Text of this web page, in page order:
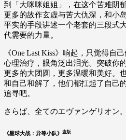
到「大咪咪姐姐」，在这个苦难阴
更多的故作玄虚与苦大仇深，和小
平实的手段讲述一个老套的三段式
代需要的力量。
《One Last Kiss》响起，只觉得自
心理治疗，眼角泛出泪光。突破你
更多的大团圆，更多温暖和美好。
和自己和解了，他们都扛起了自己
追寻吧。
さらば、全てのエヴァンゲリオン。
《星球大战：异等小队》 盗版